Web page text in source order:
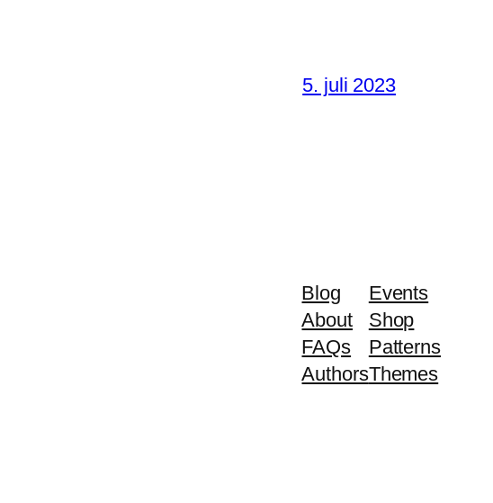
5. juli 2023
Blog
About
FAQs
Authors
Events
Shop
Patterns
Themes